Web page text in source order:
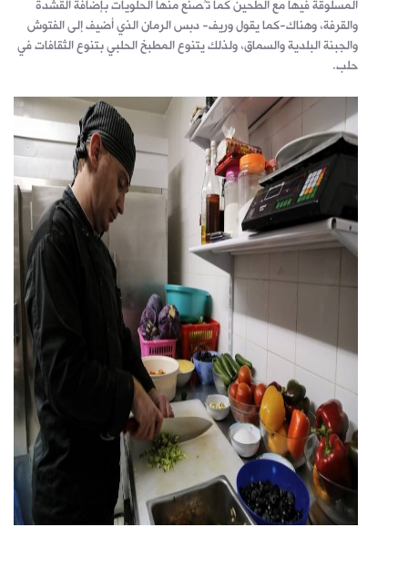
المسلوقة فيها مع الطحين كما تُصنع منها الحلويات بإضافة القشدة
والقرفة، وهناك-كما يقول وريف- دبس الرمان الذي أضيف إلى الفتوش
والجبنة البلدية والسماق، ولذلك يتنوع المطبخ الحلبي بتنوع الثقافات في
حلب.